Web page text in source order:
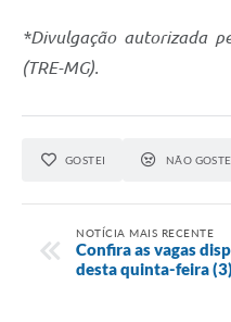
*Divulgação autorizada
(TRE-MG).
GOSTEI NÃO
NOTÍCIA MAIS RECENTE
Confira as vagas
desta quinta-feira